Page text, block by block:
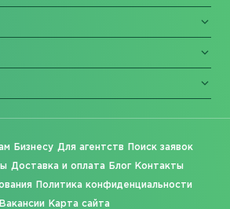
Бизнесу Для агентств Поиск заявок
Доставка и оплата Блог Контакты
Политика конфиденциальности
Вакансии Карта сайта